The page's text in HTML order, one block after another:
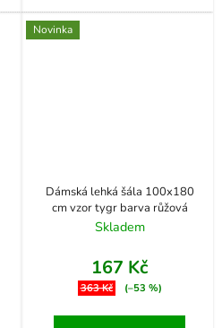
Novinka
Dámská lehká šála 100x180
cm vzor tygr barva růžová
Skladem
167 Kč
363 Kč (–53 %)